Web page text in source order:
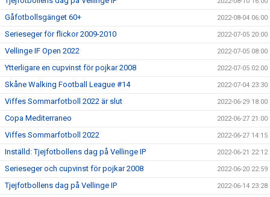
Gåfotbollsgänget 60+ 2022-08-04 06:00
Serieseger för flickor 2009-2010 2022-07-05 20:00
Vellinge IF Open 2022 2022-07-05 08:00
Ytterligare en cupvinst för pojkar 2008 2022-07-05 02:00
Skåne Walking Football League #14 2022-07-04 23:30
Viffes Sommarfotboll 2022 är slut 2022-06-29 18:00
Copa Mediterraneo 2022-06-27 21:00
Viffes Sommarfotboll 2022 2022-06-27 14:15
Inställd: Tjejfotbollens dag på Vellinge IP 2022-06-21 22:12
Serieseger och cupvinst för pojkar 2008 2022-06-20 22:59
Tjejfotbollens dag på Vellinge IP 2022-06-14 23:28